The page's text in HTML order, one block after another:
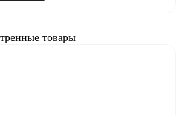
товары